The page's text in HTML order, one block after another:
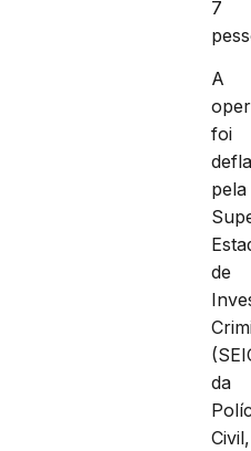
7
A
foi
pela
de
da
Civil,